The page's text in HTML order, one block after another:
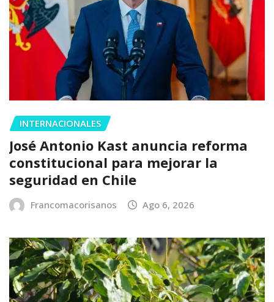
INTERNACIONALES
José Antonio Kast anuncia reforma
constitucional para mejorar la
seguridad en Chile
Francomacorisanos Ago 6, 2026